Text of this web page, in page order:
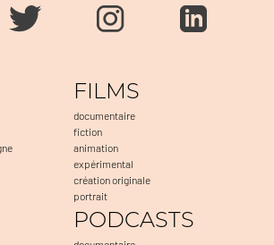
FILMS
documentaire
fiction
animation
expérimental
création originale
portrait
PODCASTS